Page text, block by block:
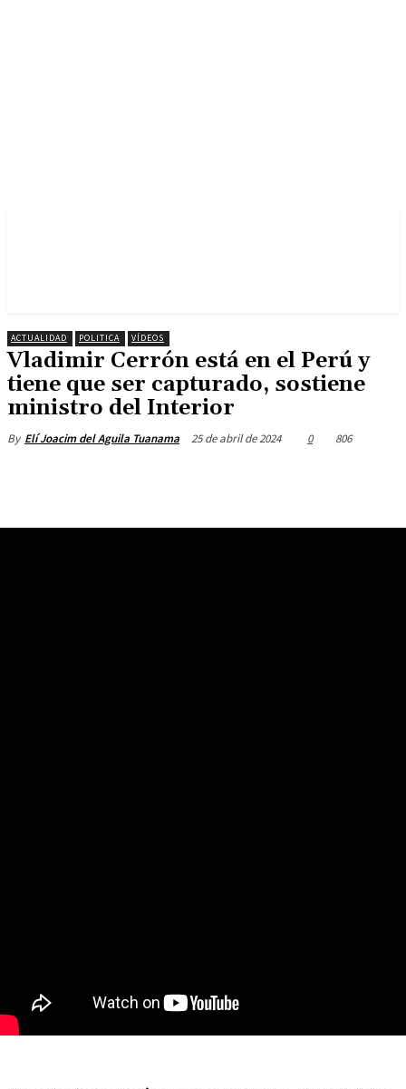
ACTUALIDAD POLITICA VÍDEOS
Vladimir Cerrón está en el Perú y
tiene que ser capturado, sostiene
ministro del Interior
By Elí Joacim del Aguila Tuanama 25 de abril de 2024 0 806